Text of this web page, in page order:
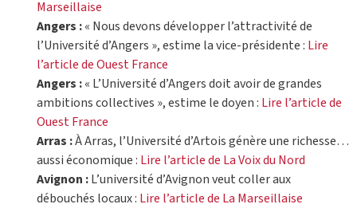
Marseillaise
Angers :« Nous devons développer l’attractivité de
l’Université d’Angers », estime la vice-présidente : Lire
l’article de Ouest France
Angers :« L’Université d’Angers doit avoir de grandes
ambitions collectives », estime le doyen : Lire l’article de
Ouest France
Arras :À Arras, l’Université d’Artois génère une richesse…
aussi économique : Lire l’article de La Voix du Nord
Avignon :L’université d’Avignon veut coller aux
débouchés locaux : Lire l’article de La Marseillaise